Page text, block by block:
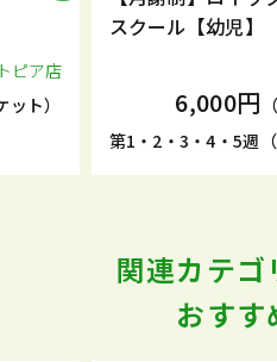
ピア店
ト）
スクール【幼児】
6,000円
第1・2・3・4・5週
関連カテゴ
おすす